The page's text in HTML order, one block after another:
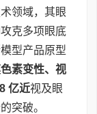
领域，其眼
克多项眼底
型产品原型
素变性、视
8 亿近视及眼
突破。